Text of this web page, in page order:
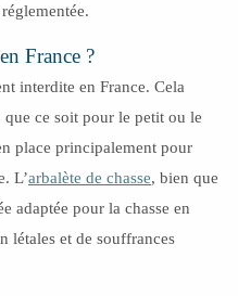
France ?
interdite en France. Cela
que ce soit pour le petit ou le
place principalement pour
L’arbalète de chasse, bien que
adaptée pour la chasse en
létales et de souffrances